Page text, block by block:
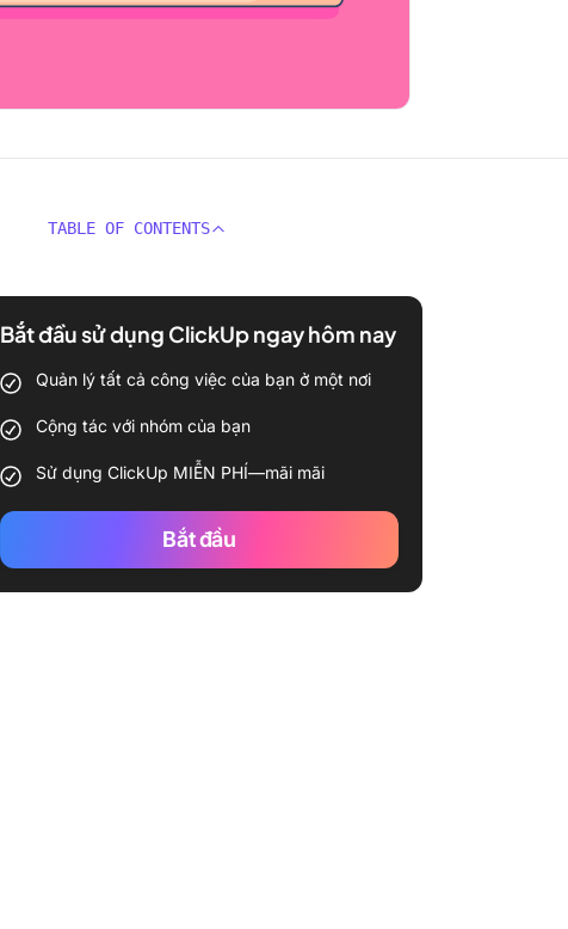
TABLE OF CONTENTS
Bắt đầu sử dụng ClickUp ngay hôm nay
Quản lý tất cả công việc của bạn ở một nơi
Cộng tác với nhóm của bạn
Sử dụng ClickUp MIỄN PHÍ—mãi mãi
Bắt đầu